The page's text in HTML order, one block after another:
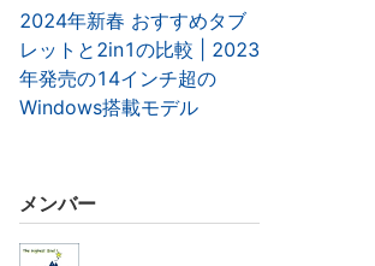
2024年新春 おすすめタブ
レットと2in1の比較 | 2023
年発売の14インチ超の
Windows搭載モデル
メンバー